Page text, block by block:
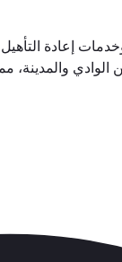
والمدينة،